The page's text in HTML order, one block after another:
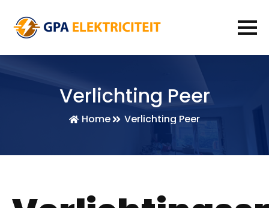
Verlichting Peer
Home Verlichting Peer